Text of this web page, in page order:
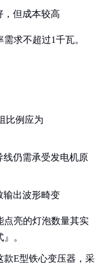
，但成本较高
求不超过1千瓦。
比例应为
线仍需承受发电机原
输出波形畸变
点亮的灯泡数量其实
。
款E型铁心变压器，采